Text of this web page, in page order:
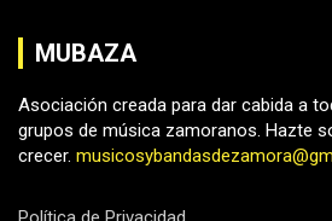
MUBAZA
Asociación creada para dar cabida a
grupos de música zamoranos. Hazte
crecer.